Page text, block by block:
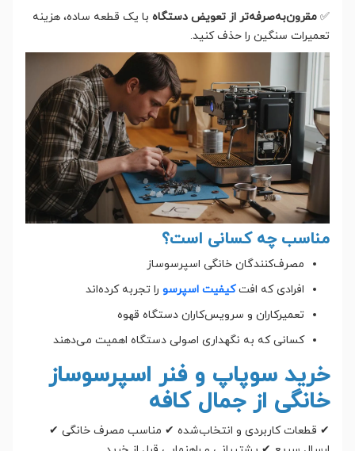
✅ مقرون‌به‌صرفه‌تر از تعویض دستگاه با یک قطعه ساده، هزینه
تعمیرات سنگین را حذف کنید.
مناسب چه کسانی است؟
مصرف‌کنندگان خانگی اسپرسوساز
افرادی که افتکیفیت اسپرسو را تجربه کرده‌اند
تعمیرکاران و سرویس‌کاران دستگاه قهوه
کسانی که به نگهداری اصولی دستگاه اهمیت می‌دهند
خرید سوپاپ و فنر اسپرسوساز
خانگی از جمال کافه
✔ قطعات کاربردی و انتخاب‌شده ✔ مناسب مصرف خانگی ✔